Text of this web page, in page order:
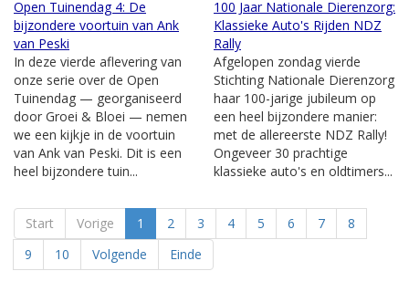
Open Tuinendag 4: De
bijzondere voortuin van Ank
van Peski
In deze vierde aflevering van
onze serie over de Open
Tuinendag — georganiseerd
door Groei & Bloei — nemen
we een kijkje in de voortuin
van Ank van Peski. Dit is een
heel bijzondere tuin...
100 Jaar Nationale Dierenzorg:
Klassieke Auto's Rijden NDZ
Rally
Afgelopen zondag vierde
Stichting Nationale Dierenzorg
haar 100-jarige jubileum op
een heel bijzondere manier:
met de allereerste NDZ Rally!
Ongeveer 30 prachtige
klassieke auto's en oldtimers...
Start Vorige 1 2 3 4 5 6 7
8
9
10 Volgende Einde